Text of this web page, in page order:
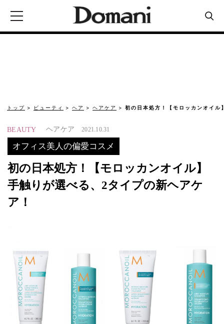
トップ ビューティ ヘア ヘアケア 初の日本処方！【モロッカンオイ
BEAUTY ヘアケア 2021.10.31
オフィス美人の偏愛コスメ
初の日本処方！【モロッカンオイル】
手触りが選べる、2タイプの新ヘアケ
ア！